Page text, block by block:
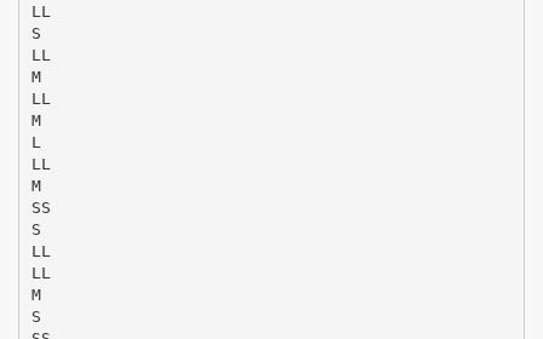
LL
S
LL
M
LL
M
L
LL
M
SS
S
LL
LL
M
S